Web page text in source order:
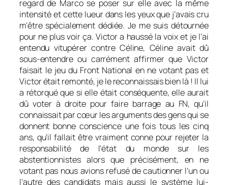
regard de Marco se poser sur elle avec la même
intensité et cette lueur dans les yeux que j’avais cru
m’être spécialement dédiée. Je me suis détournée
pour ne plus voir ça. Victor a haussé la voix et je l’ai
entendu vitupérer contre Céline, Céline avait dû
sous-entendre ou carrément affirmer que Victor
faisait le jeu du Front National en ne votant pas et
Victor était remonté, je le reconnaissais bien là ! Il lui
a rétorqué que si elle était conséquente, elle aurait
dû voter à droite pour faire barrage au FN, qu’il
connaissait par cœur les arguments des gens qui se
donnent bonne conscience une fois tous les cinq
ans, qu’il fallait être vraiment conne pour rejeter la
responsabilité de l’état du monde sur les
abstentionnistes alors que précisément, en ne
votant pas nous avions refusé de cautionner l’un ou
l’autre des candidats mais aussi le système lui-